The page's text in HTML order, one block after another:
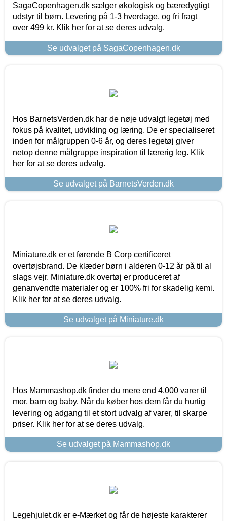
SagaCopenhagen.dk sælger økologisk og bæredygtigt
udstyr til børn. Levering på 1-3 hverdage, og fri fragt
over 499 kr. Klik her for at se deres udvalg.
Se udvalget på SagaCopenhagen.dk
Hos BarnetsVerden.dk har de nøje udvalgt legetøj med
fokus på kvalitet, udvikling og læring. De er specialiseret
inden for målgruppen 0-6 år, og deres legetøj giver
netop denne målgruppe inspiration til lærerig leg. Klik
her for at se deres udvalg.
Se udvalget på BarnetsVerden.dk
Miniature.dk er et førende B Corp certificeret
overtøjsbrand. De klæder børn i alderen 0-12 år på til al
slags vejr. Miniature.dk overtøj er produceret af
genanvendte materialer og er 100% fri for skadelig kemi.
Klik her for at se deres udvalg.
Se udvalget på Miniature.dk
Hos Mammashop.dk finder du mere end 4.000 varer til
mor, barn og baby. Når du køber hos dem får du hurtig
levering og adgang til et stort udvalg af varer, til skarpe
priser. Klik her for at se deres udvalg.
Se udvalget på Mammashop.dk
Legehjulet.dk er e-Mærket og får de højeste karakterer